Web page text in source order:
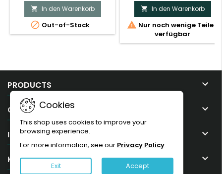
 In den Warenkorb
 Out-of-Stock
 In den Warenkorb
 Nur noch wenige Teile
verfügbar
PRODUCTS 
OUR COMPANY 
IHR KONTO 
KONTAKT 
Cookies
This shop uses cookies to improve your
browsing experience.
For more information, see our Privacy Policy.
Exit Accept